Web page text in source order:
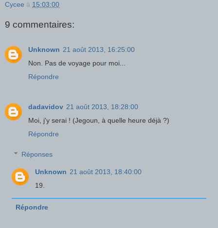
Cycee à 15:03:00
9 commentaires:
Unknown 21 août 2013, 16:25:00
Non. Pas de voyage pour moi...
Répondre
dadavidov 21 août 2013, 18:28:00
Moi, j'y serai ! (Jegoun, à quelle heure déjà ?)
Répondre
Réponses
Unknown 21 août 2013, 18:40:00
19.
Répondre